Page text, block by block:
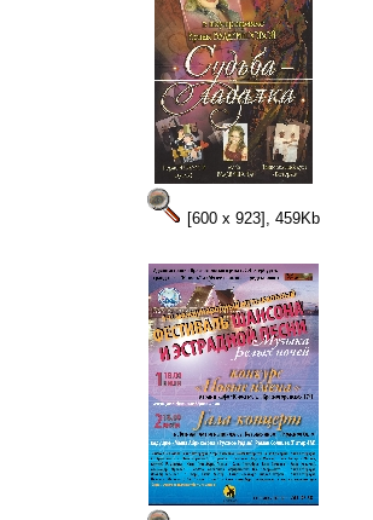
[600 x 923], 459Kb